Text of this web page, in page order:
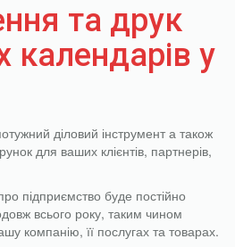
та друк
календарів у
діловий інструмент а також
для ваших клієнтів, партнерів,
підприємство буде постійно
всього року, таким чином
компанію, її послугах та товарах.